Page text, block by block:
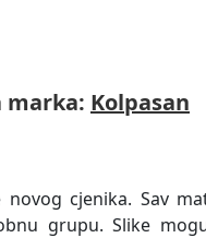
marka: Kolpasan
novog cjenika. Sav
grupu. Slike